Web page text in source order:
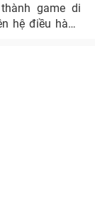
game di
hệ điều hành